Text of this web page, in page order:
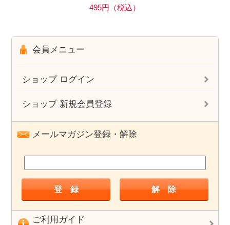
495円（税込）
会員メニュー
ショップ ログイン
ショップ 新規会員登録
メールマガジン登録・解除
ご利用ガイド